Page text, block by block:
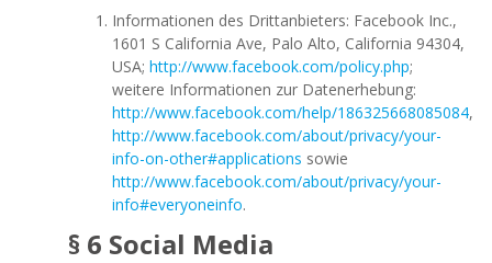
Informationen des Drittanbieters: Facebook Inc.,
1601 S California Ave, Palo Alto, California 94304,
USA;http://www.facebook.com/policy.php;
weitere Informationen zur Datenerhebung:
http://www.facebook.com/help/186325668085084,
http://www.facebook.com/about/privacy/your-
info-on-other#applications sowie
http://www.facebook.com/about/privacy/your-
info#everyoneinfo.
§ 6 Social Media